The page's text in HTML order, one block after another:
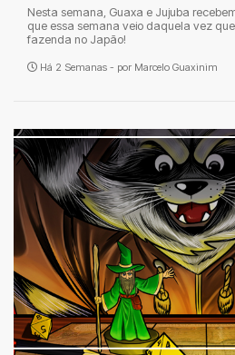
Nesta semana, Guaxa e Jujuba
que essa semana veio daquela vez
fazenda no Japão!
Há 2 Semanas - por Marcelo Guaxinim